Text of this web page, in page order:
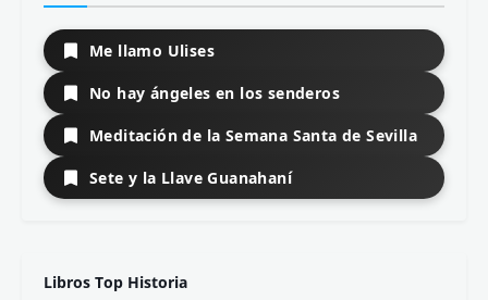
Me llamo Ulises
No hay ángeles en los senderos
Meditación de la Semana Santa de Sevilla
Sete y la Llave Guanahaní
Libros Top Historia